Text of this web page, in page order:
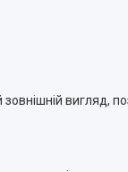
вигляд,